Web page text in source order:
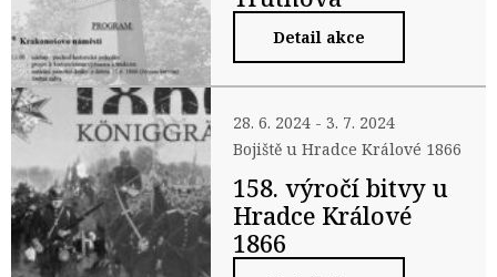
Detail akce
28. 6. 2024 - 3. 7. 2024
Bojiště u Hradce Králové 1866
158. výročí bitvy u
Hradce Králové
1866